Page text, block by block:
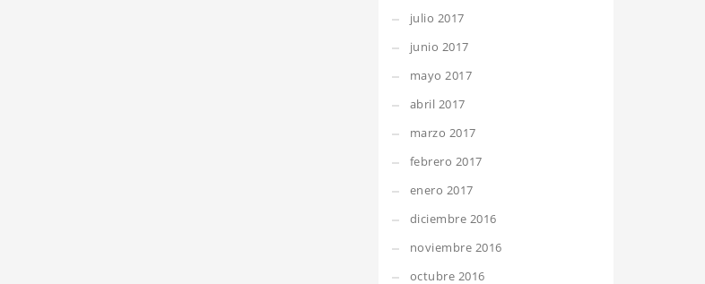
julio 2017
junio 2017
mayo 2017
abril 2017
marzo 2017
febrero 2017
enero 2017
diciembre 2016
noviembre 2016
octubre 2016